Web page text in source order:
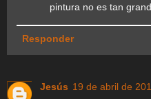
pintura no es tan
Responder
Jesús 19 de abril de